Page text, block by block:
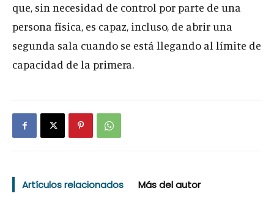
que, sin necesidad de control por parte de una
persona física, es capaz, incluso, de abrir una
segunda sala cuando se está llegando al límite de
capacidad de la primera.
Artículos relacionados Más del autor